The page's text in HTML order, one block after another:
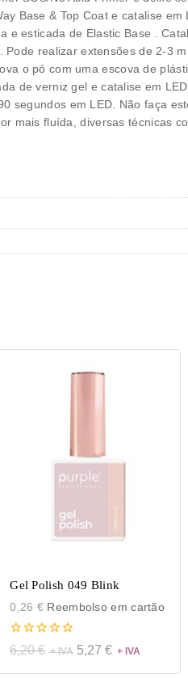
Base & Top Coat e catalise
e esticada de Elastic Base .
Pode realizar extensões de 2-3
o pó com uma escova de
de verniz gel e catalise em
segundos em LED. Não faça
mais fluída, diversas técnicas
Gel Polish 049 Blink
0,26 € Reembolso em cartão
0
de
5
6,20€ 5,27€